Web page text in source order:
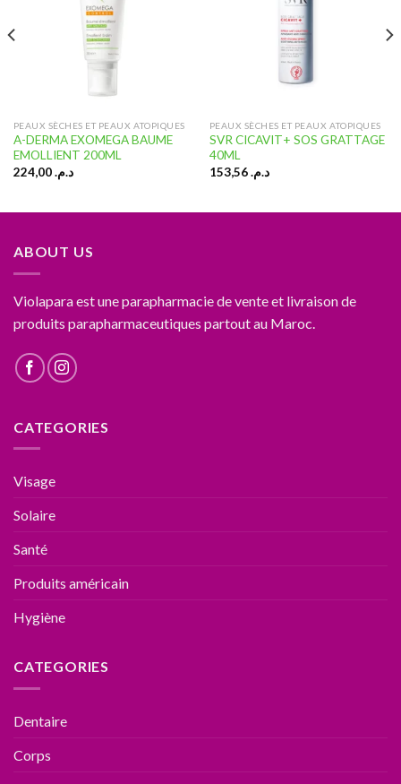
PEAUX SÈCHES ET PEAUX ATOPIQUES
A-DERMA EXOMEGA BAUME
EMOLLIENT 200ML
د.م.224,00
PEAUX SÈCHES ET PEAUX ATOPIQUES
SVR CICAVIT+ SOS GRATTAGE
40ML
د.م.153,56
ABOUT US
Violapara est une parapharmacie de vente et livraison de
produits parapharmaceutiques partout au Maroc.
CATEGORIES
Visage
Solaire
Santé
Produits américain
Hygiène
CATEGORIES
Dentaire
Corps